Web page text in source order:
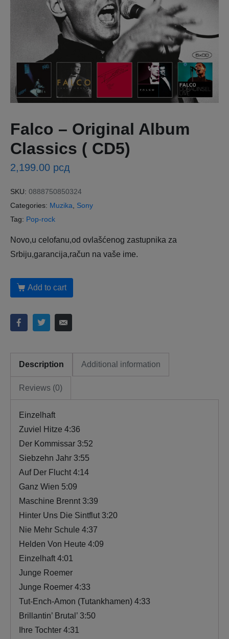
Falco – Original Album
Classics ( CD5)
2,199.00 рсд
SKU: 0888750850324
Categories: Muzika
Sony
Tag: Pop-rock
Novo,u celofanu,od ovlašćenog zastupnika za
Srbiju,garancija,račun na vaše ime.
Add to cart
Description Additional information
Reviews (0)
Einzelhaft
Zuviel Hitze 4:36
Der Kommissar 3:52
Siebzehn Jahr 3:55
Auf Der Flucht 4:14
Ganz Wien 5:09
Maschine Brennt 3:39
Hinter Uns Die Sintflut 3:20
Nie Mehr Schule 4:37
Helden Von Heute 4:09
Einzelhaft 4:01
Junge Roemer
Junge Roemer 4:33
Tut-Ench-Amon (Tutankhamen) 4:33
Brillantin’ Brutal’ 3:50
Ihre Tochter 4:31